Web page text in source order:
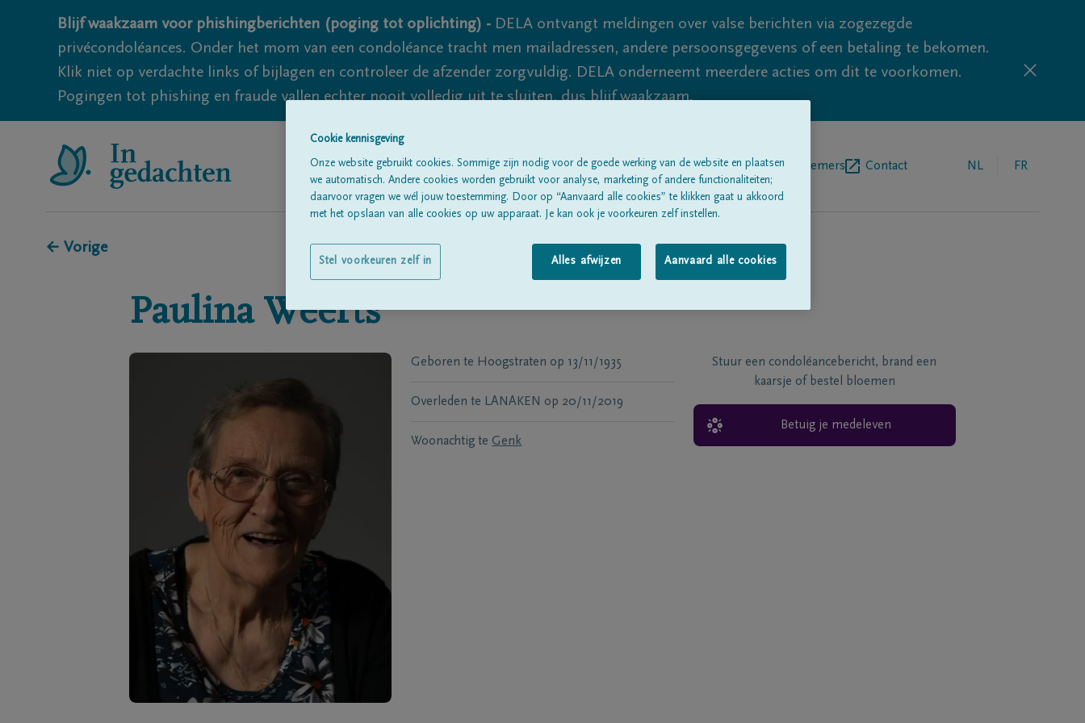
Blijf waakzaam voor phishingberichten (poging tot oplichting) - DELA ontvangt meldingen over valse berichten via zogezegde
privécondoléances. Onder het mom van een condoléance tracht men mailadressen, andere persoonsgegevens of een betaling te bekomen.
Klik niet op verdachte links of bijlagen en controleer de afzender zorgvuldig. DELA onderneemt meerdere acties om dit te voorkomen.
Pogingen tot phishing en fraude vallen echter nooit volledig uit te sluiten, dus blijf waakzaam.
Alle rouwberichtenOver onsBegrafenisondernemers Contact NL FR
← Vorige
Paulina Weerts
Geboren te Hoogstraten op 13/11/1935
Overleden te LANAKEN op 20/11/2019
Woonachtig te Genk
Stuur een condoléancebericht, brand een
kaarsje of bestel bloemen
Betuig je medeleven
Cookie kennisgeving
Onze website gebruikt cookies. Sommige zijn nodig voor de goede werking van de website en plaatsen
we automatisch. Andere cookies worden gebruikt voor analyse, marketing of andere functionaliteiten;
daarvoor vragen we wél jouw toestemming. Door op “Aanvaard alle cookies” te klikken gaat u akkoord
met het opslaan van alle cookies op uw apparaat. Je kan ook je voorkeuren zelf instellen.
Alles afwijzen Aanvaard alle cookies
Stel voorkeuren zelf in